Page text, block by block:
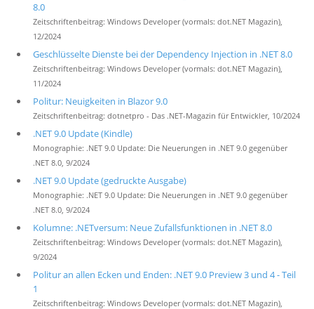
8.0
Zeitschriftenbeitrag: Windows Developer (vormals: dot.NET Magazin),
12/2024
Geschlüsselte Dienste bei der Dependency Injection in .NET 8.0
Zeitschriftenbeitrag: Windows Developer (vormals: dot.NET Magazin),
11/2024
Politur: Neuigkeiten in Blazor 9.0
Zeitschriftenbeitrag: dotnetpro - Das .NET-Magazin für Entwickler, 10/2024
.NET 9.0 Update (Kindle)
Monographie: .NET 9.0 Update: Die Neuerungen in .NET 9.0 gegenüber
.NET 8.0, 9/2024
.NET 9.0 Update (gedruckte Ausgabe)
Monographie: .NET 9.0 Update: Die Neuerungen in .NET 9.0 gegenüber
.NET 8.0, 9/2024
Kolumne: .NETversum: Neue Zufallsfunktionen in .NET 8.0
Zeitschriftenbeitrag: Windows Developer (vormals: dot.NET Magazin),
9/2024
Politur an allen Ecken und Enden: .NET 9.0 Preview 3 und 4 - Teil
1
Zeitschriftenbeitrag: Windows Developer (vormals: dot.NET Magazin),